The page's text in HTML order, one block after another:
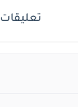
تعليقات